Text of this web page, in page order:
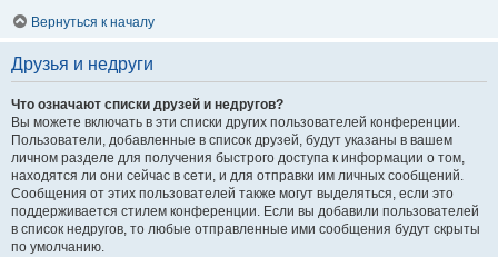
Вернуться к началу
Друзья и недруги
Что означают списки друзей и недругов?
Вы можете включать в эти списки других пользователей конференции.
Пользователи, добавленные в список друзей, будут указаны в вашем
личном разделе для получения быстрого доступа к информации о том,
находятся ли они сейчас в сети, и для отправки им личных сообщений.
Сообщения от этих пользователей также могут выделяться, если это
поддерживается стилем конференции. Если вы добавили пользователей
в список недругов, то любые отправленные ими сообщения будут скрыты
по умолчанию.